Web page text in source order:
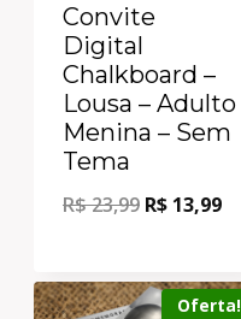
Convite
Digital
Chalkboard –
Lousa – Adulto
Menina – Sem
Tema
R$23,99 R$ 13,99
Oferta!